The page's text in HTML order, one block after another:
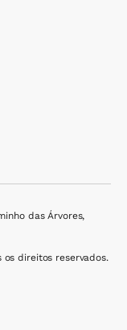
das Árvores,
os direitos reservados.